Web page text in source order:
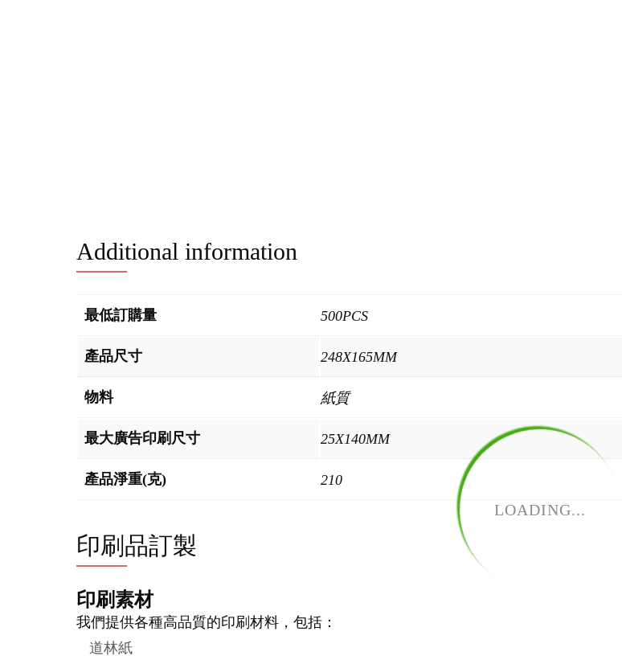
LOADING...
Additional information
最低訂購量 500PCS
產品尺寸 248X165MM
物料 紙質
最大廣告印刷尺寸 25X140MM
產品淨重(克) 210
印刷品訂製
印刷素材
我們提供各種高品質的印刷材料，包括：
道林紙